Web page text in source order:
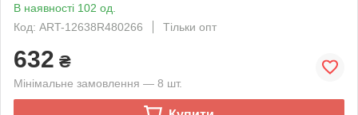
В наявності 102 од.
Код: ART-12638R480266
Тільки опт
632 ₴
Мінімальне замовлення — 8 шт.